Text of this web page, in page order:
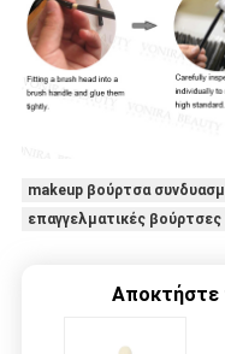
makeup βούρτσα
επαγγελματικές βούρτσες
Αποκτήστε